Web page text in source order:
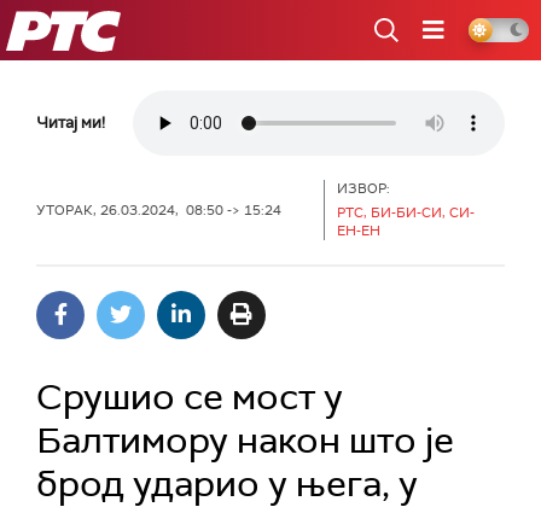
РТС
Читај ми!
УТОРАК, 26.03.2024, 08:50 -> 15:24
ИЗВОР:
РТС, БИ-БИ-СИ, СИ-
ЕН-ЕН
Срушио се мост у
Балтимору након што је
брод ударио у њега, у